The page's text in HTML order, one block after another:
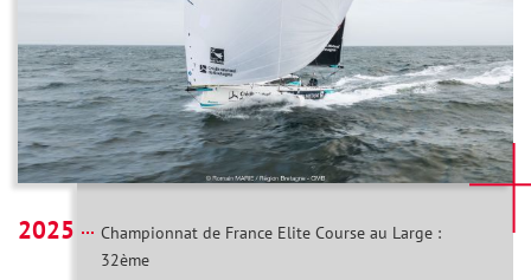
2025
Championnat de France Elite Course au Large :
32ème